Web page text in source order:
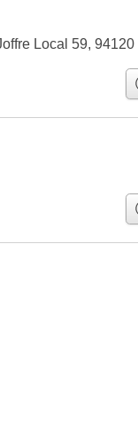
Local 59,